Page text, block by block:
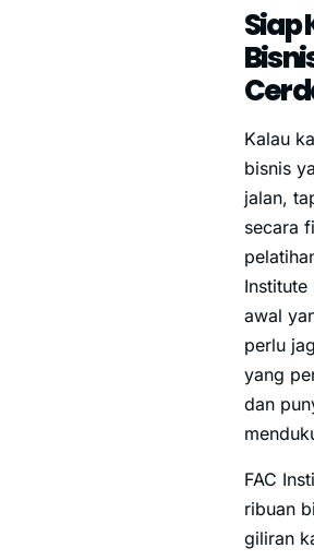
Siap
Kalau
bisnis
jalan,
secara
awal
perlu
yang
dan
FAC
ribuan
giliran